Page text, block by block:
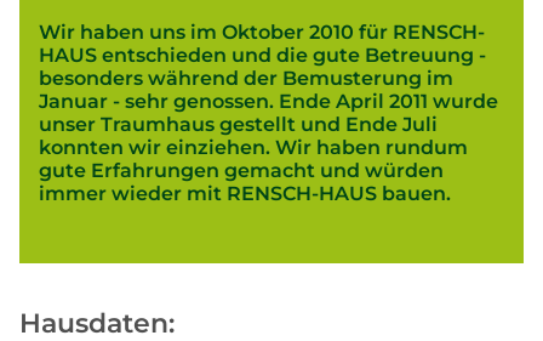
Wir haben uns im Oktober 2010 für RENSCH-
HAUS entschieden und die gute Betreuung -
besonders während der Bemusterung im
Januar - sehr genossen. Ende April 2011 wurde
unser Traumhaus gestellt und Ende Juli
konnten wir einziehen. Wir haben rundum
gute Erfahrungen gemacht und würden
immer wieder mit RENSCH-HAUS bauen.
Hausdaten: